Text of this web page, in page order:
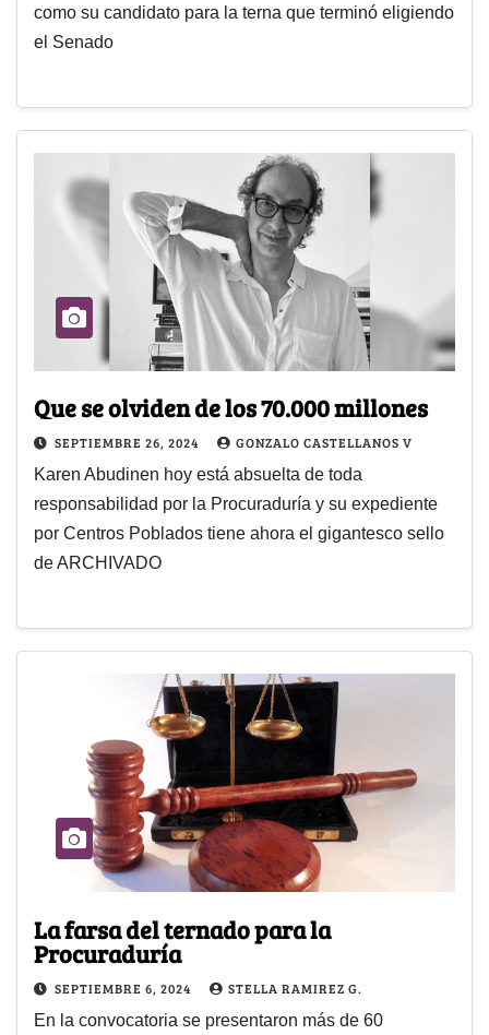
como su candidato para la terna que terminó eligiendo
el Senado
Que se olviden de los 70.000 millones
SEPTIEMBRE 26, 2024 GONZALO CASTELLANOS V
Karen Abudinen hoy está absuelta de toda
responsabilidad por la Procuraduría y su expediente
por Centros Poblados tiene ahora el gigantesco sello
de ARCHIVADO
La farsa del ternado para la
Procuraduría
SEPTIEMBRE 6, 2024 STELLA RAMIREZ G.
En la convocatoria se presentaron más de 60